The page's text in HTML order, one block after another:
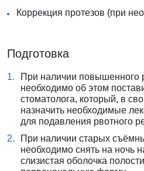
Коррекция протезов (при
Подготовка
При наличии повышенного
необходимо об этом
стоматолога, который, в
назначить необходимые
для подавления рвотного
При наличии старых
необходимо снять на ночь
слизистая оболочка